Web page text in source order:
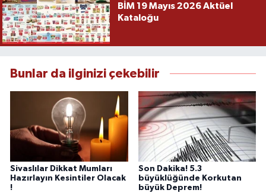
BİM 19 Mayıs 2026 Aktüel
Kataloğu
Bunlar da ilginizi çekebilir
Sivaslılar Dikkat Mumları
Hazırlayın Kesintiler Olacak
!
Son Dakika! 5.3
büyüklüğünde Korkutan
büyük Deprem!